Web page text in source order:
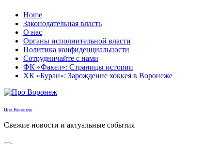
Перейти
содержанию
Home
Законодательная власть
О нас
Органы исполнительной власти
Политика конфиденциальности
Сотрудничайте с нами
ФК «Факел»: Страницы истории
ХК «Буран»: Зарождение хоккея в Воронеже
Про Воронеж
Свежие новости и актуальные события